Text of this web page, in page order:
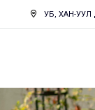
УБ, ХАН-УУЛ